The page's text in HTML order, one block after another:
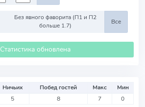
Без явного фаворита (П1 и П2
больше 1.7)
Все
Статистика обновлена
Ничьих Побед гостей Макс
Мин
5 8 7 0